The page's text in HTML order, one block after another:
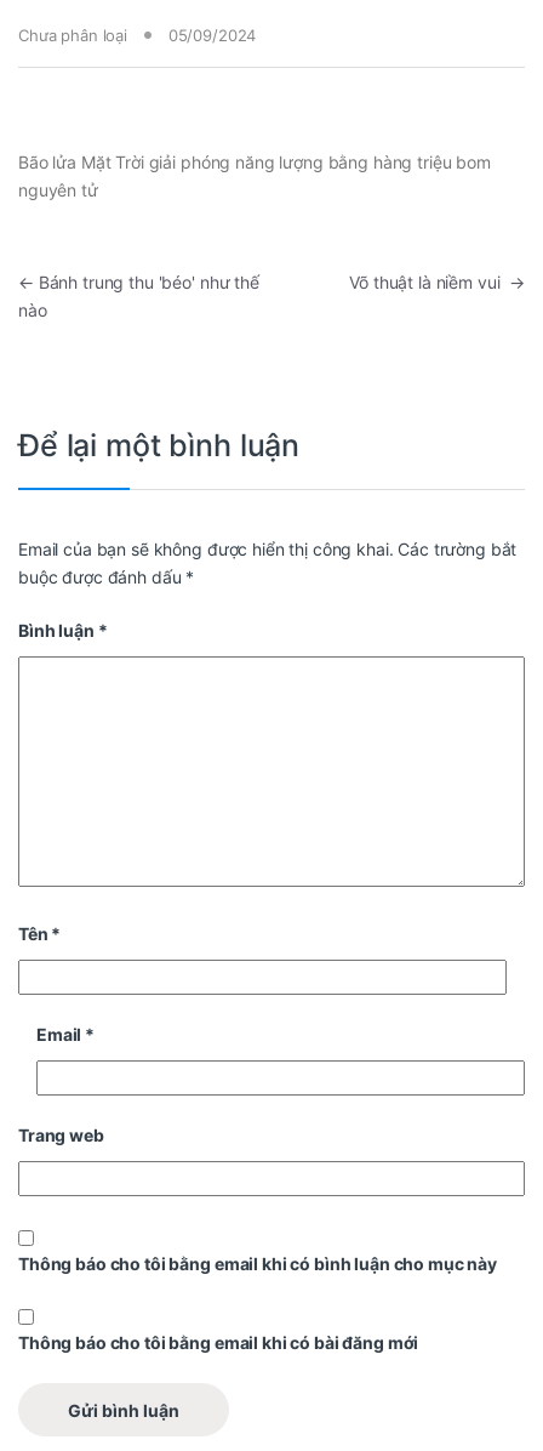
Chưa phân loại 05/09/2024
Bão lửa Mặt Trời giải phóng năng lượng bằng hàng triệu bom
nguyên tử
← Bánh trung thu 'béo' như thế
nào
Võ thuật là niềm vui →
Để lại một bình luận
Email của bạn sẽ không được hiển thị công khai. Các trường bắt
buộc được đánh dấu *
Bình luận *
Tên *
Email *
Trang web
Thông báo cho tôi bằng email khi có bình luận cho mục này
Thông báo cho tôi bằng email khi có bài đăng mới